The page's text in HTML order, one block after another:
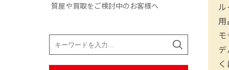
質屋や買取をご検討中のお客様へ